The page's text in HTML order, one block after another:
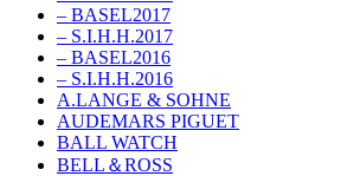
– BASEL2017
– S.I.H.H.2017
– BASEL2016
– S.I.H.H.2016
A.LANGE & SOHNE
AUDEMARS PIGUET
BALL WATCH
BELL＆ROSS